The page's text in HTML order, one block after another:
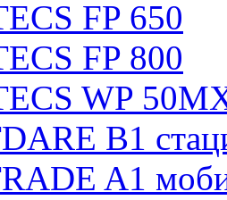
FP 650
FP 800
WP
B1
A1